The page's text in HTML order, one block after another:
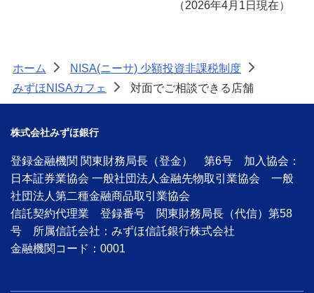
（2026年4月1日現在）
ホーム > NISA(ニーサ) 少額投資非課税制度
>
みずほNISAカフェ
> 対面でご相談できる店舗
株式会社みずほ銀行
登録金融機関 関東財務局長（登金） 第6号 加入協会：
日本証券業協会 一般社団法人金融先物取引業協会 一般
社団法人第二種金融商品取引業協会
信託契約代理業 登録番号 関東財務局長（代信）第58
号 所属信託会社：みずほ信託銀行株式会社
金融機関コード：0001